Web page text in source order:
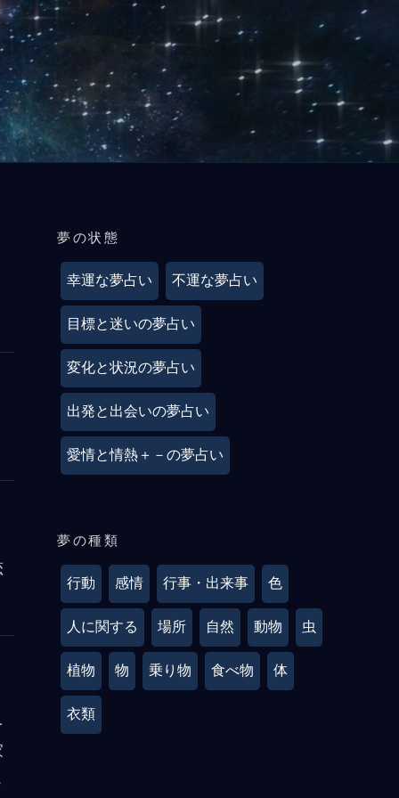
夢の状態
幸運な夢占い 不運な夢占い
目標と迷いの夢占い
変化と状況の夢占い
出発と出会いの夢占い
愛情と情熱＋－の夢占い
夢の種類
行動 感情 行事・出来事 色
人に関する 場所 自然 動物 虫
植物 物 乗り物 食べ物 体
衣類